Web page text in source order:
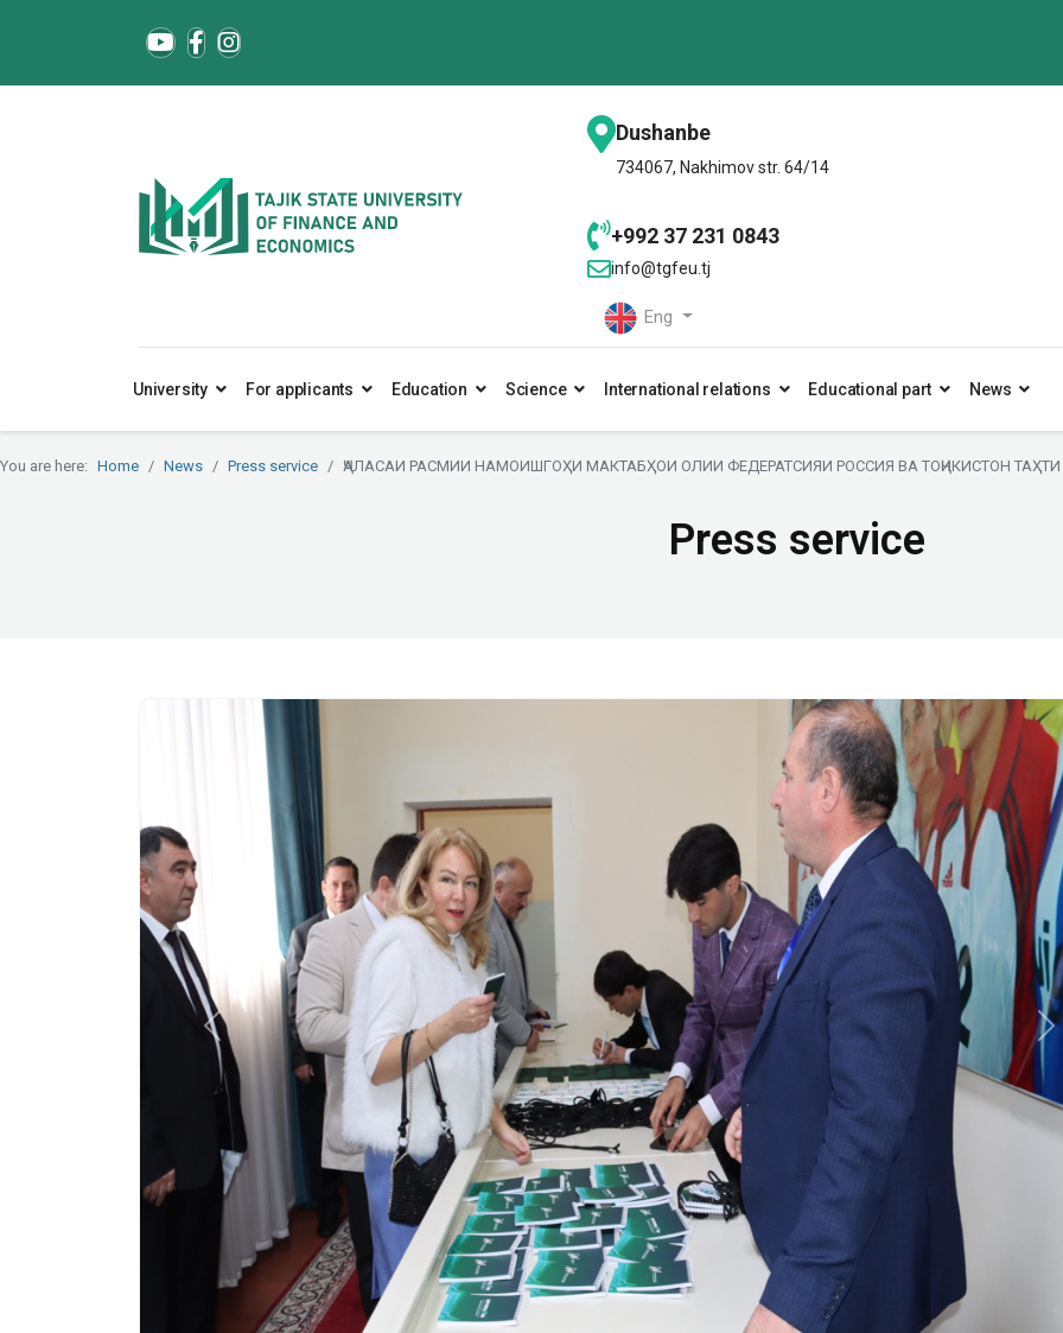
Dushanbe
734067, Nakhimov str. 64/14
+992 37 231 0843
info@tgfeu.tj
Eng
University For applicants Education Science International relations Educational part News
You are here: Home News Press service ҶАЛАСАИ РАСМИИ НАМОИШГОҲИ МАКТАБҲОИ ОЛИИ ФЕДЕРАТСИЯИ РОССИЯ ВА ТОҶИКИСТОН
Press service
Previous